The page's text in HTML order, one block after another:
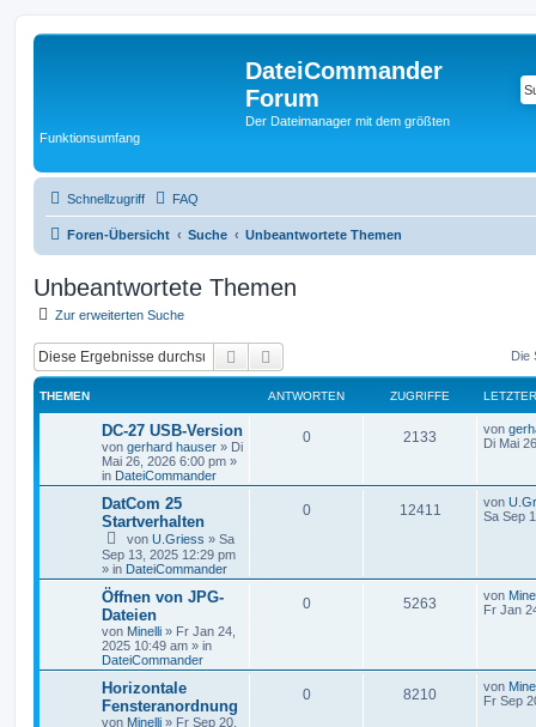
DateiCommander
Forum
Der Dateimanager mit dem größten
Funktionsumfang
Schnellzugriff FAQ
Foren-Übersicht Suche Unbeantwortete Themen
Unbeantwortete Themen
Zur erweiterten Suche
Suche Die
THEMEN ANTWORTEN ZUGRIFFE
DC-27 USB-Version
von gerhard hauser » Di
Mai 26, 2026 6:00 pm »
in DateiCommander
0 2133 von
Di Mai
DatCom 25
Startverhalten
von U.Griess » Sa
Sep 13, 2025 12:29 pm
» in DateiCommander
0 12411 von
Sa Sep
Öffnen von JPG-
Dateien
von Minelli » Fr Jan 24,
2025 10:49 am » in
DateiCommander
0 5263 von
Fr Jan
Horizontale
Fensteranordnung
von Minelli » Fr Sep 20,
0 8210 von
Fr Sep